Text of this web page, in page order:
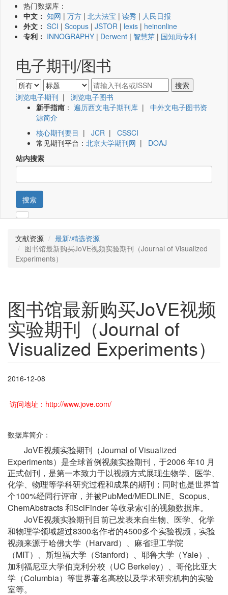
热门数据库：
中文： 知网 | 万方 | 北大法宝 | 读秀 | 人民日报
外文： SCI | Scopus | JSTOR | lexis | heinonline
专利： INNOGRAPHY | Derwent | 智慧芽 | 国知局专利
电子期刊/图书
浏览电子期刊 | 浏览电子图书
新手指南 ： 遍历西文电子期刊库 | 中外文电子图书资
源简介
核心期刊要目 | JCR | CSSCI
常见期刊平台： 北京大学期刊网 | DOAJ
站内搜索
搜索
文献资源
最新/精选资源
图书馆最新购买JoVE视频实验期刊（Journal of Visualized
Experiments）
图书馆最新购买JoVE视频
实验期刊（Journal of
Visualized Experiments）
2016-12-08
访问地址：http://www.jove.com/
数据库简介：
JoVE视频实验期刊（Journal of Visualized
Experiments）是全球首例视频实验期刊，于2006 年10 月
正式创刊，是第一本致力于以视频方式展现生物学、医学、
化学、物理等学科研究过程和成果的期刊；同时也是世界首
个100%经同行评审，并被PubMed/MEDLINE Scopus
ChemAbstracts 和SciFinder等收录索引的视频数据库。
JoVE视频实验期刊目前已发表来自生物、医学、化学
和物理学领域超过8300名作者的4500多个实验视频，实验
视频来源于哈佛大学（Harvard）、麻省理工学院
（MIT）、斯坦福大学（Stanford）、耶鲁大学（Yale）、
加利福尼亚大学伯克利分校（UC Berkeley）、哥伦比亚大
学（Columbia）等世界著名高校以及学术研究机构的实验
室等。